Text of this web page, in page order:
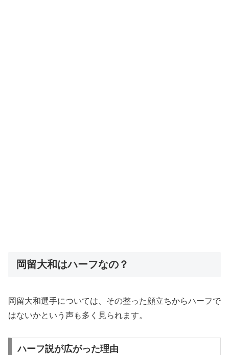
岡留大和はハーフなの？
岡留大和選手については、その整った顔立ちからハーフで
はないかという声も多く見られます。
ハーフ説が広がった理由